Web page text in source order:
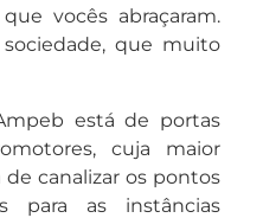
vocês abraçaram.
que muito
está de portas
cuja maior
canalizar os pontos
para as instâncias